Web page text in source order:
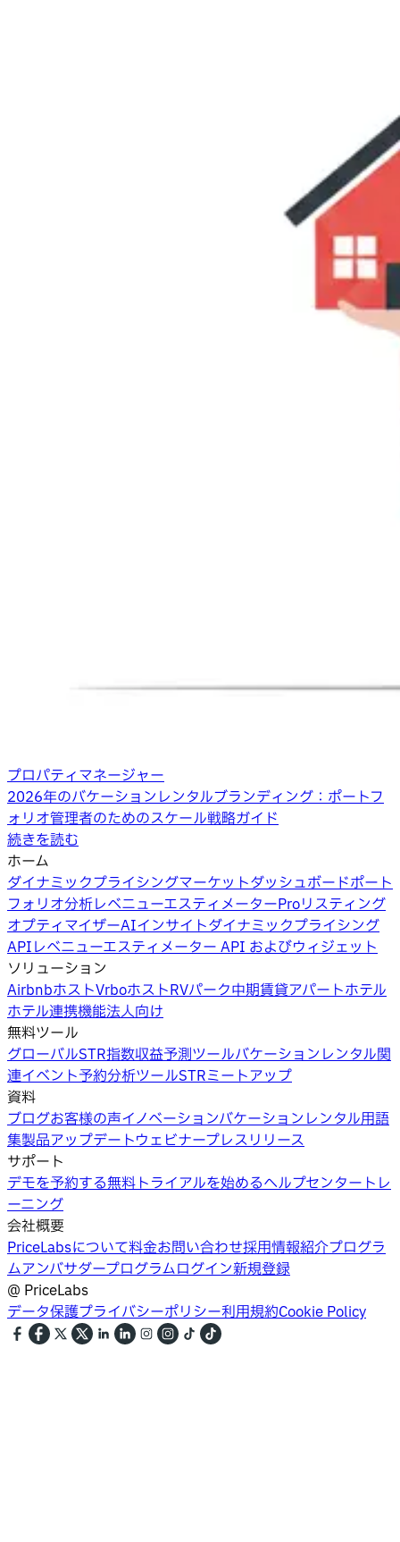
プロパティマネージャー
2026年のバケーションレンタルブランディング：ポートフ
ォリオ管理者のためのスケール戦略ガイド
続きを読む
ホーム
ダイナミックプライシングマーケットダッシュボードポート
フォリオ分析レベニューエスティメーターProリスティング
オプティマイザーAIインサイトダイナミックプライシング
APIレベニューエスティメーター API およびウィジェット
ソリューション
AirbnbホストVrboホストRVパーク中期賃貸アパートホテル
ホテル連携機能法人向け
無料ツール
グローバルSTR指数収益予測ツールバケーションレンタル関
連イベント予約分析ツールSTRミートアップ
資料
ブログお客様の声イノベーションバケーションレンタル用語
集製品アップデートウェビナープレスリリース
サポート
デモを予約する無料トライアルを始めるヘルプセンタートレ
ーニング
会社概要
PriceLabsについて料金お問い合わせ採用情報紹介プログラ
ムアンバサダープログラムログイン新規登録
@ PriceLabs
データ保護プライバシーポリシー利用規約Cookie Policy